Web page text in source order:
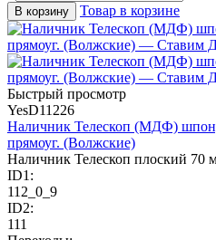
В корзину Товар в корзине
Быстрый просмотр
YesD11226
Наличник Телескоп (МДФ) шпон,
прямоуг. (Волжские)
Наличник Телескоп плоский 70
ID1:
112_0_9
ID2:
111